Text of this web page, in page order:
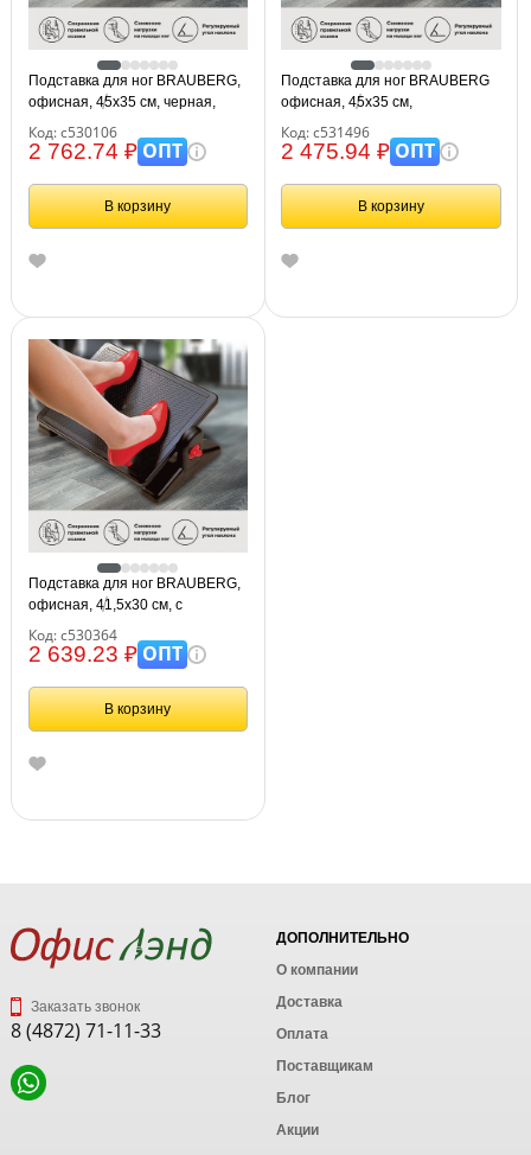
Подставка для ног BRAUBERG,
офисная, 45х35 см, черная,
Код: с530106
2 762.74 ₽ОПТ
В корзину
Подставка для ног BRAUBERG
офисная, 45х35 см,
фактурная, 531496
Код: с531496
2 475.94 ₽ОПТ
В корзину
Подставка для ног BRAUBERG,
офисная, 41,5х30 см, с
Код: с530364
2 639.23 ₽ОПТ
В корзину
Заказать звонок
8 (4872) 71-11-33
ДОПОЛНИТЕЛЬНО
О компании
Доставка
Оплата
Поставщикам
Блог
Акции